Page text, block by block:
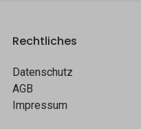
Rechtliches
Datenschutz
AGB
Impressum